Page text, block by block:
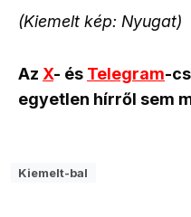
(Kiemelt kép: Nyugat)
Az X- és Telegram-
egyetlen hírről sem
Kiemelt-bal